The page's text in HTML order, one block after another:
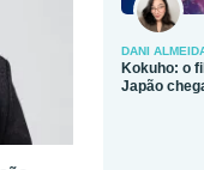
DANI
Kokuho: o
Japão